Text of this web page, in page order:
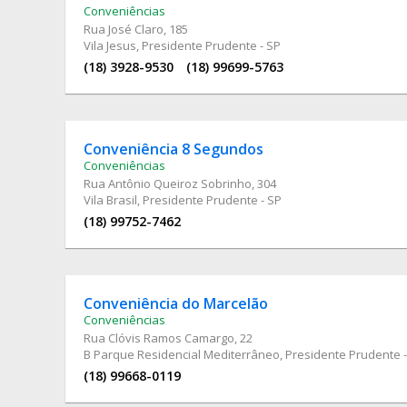
Conveniências
Rua José Claro, 185
Vila Jesus, Presidente Prudente - SP
(18) 3928-9530 (18) 99699-5763
Conveniência 8 Segundos
Conveniências
Rua Antônio Queiroz Sobrinho, 304
Vila Brasil, Presidente Prudente - SP
(18) 99752-7462
Conveniência do Marcelão
Conveniências
Rua Clóvis Ramos Camargo, 22
B Parque Residencial Mediterrâneo, Presidente Prudente
(18) 99668-0119